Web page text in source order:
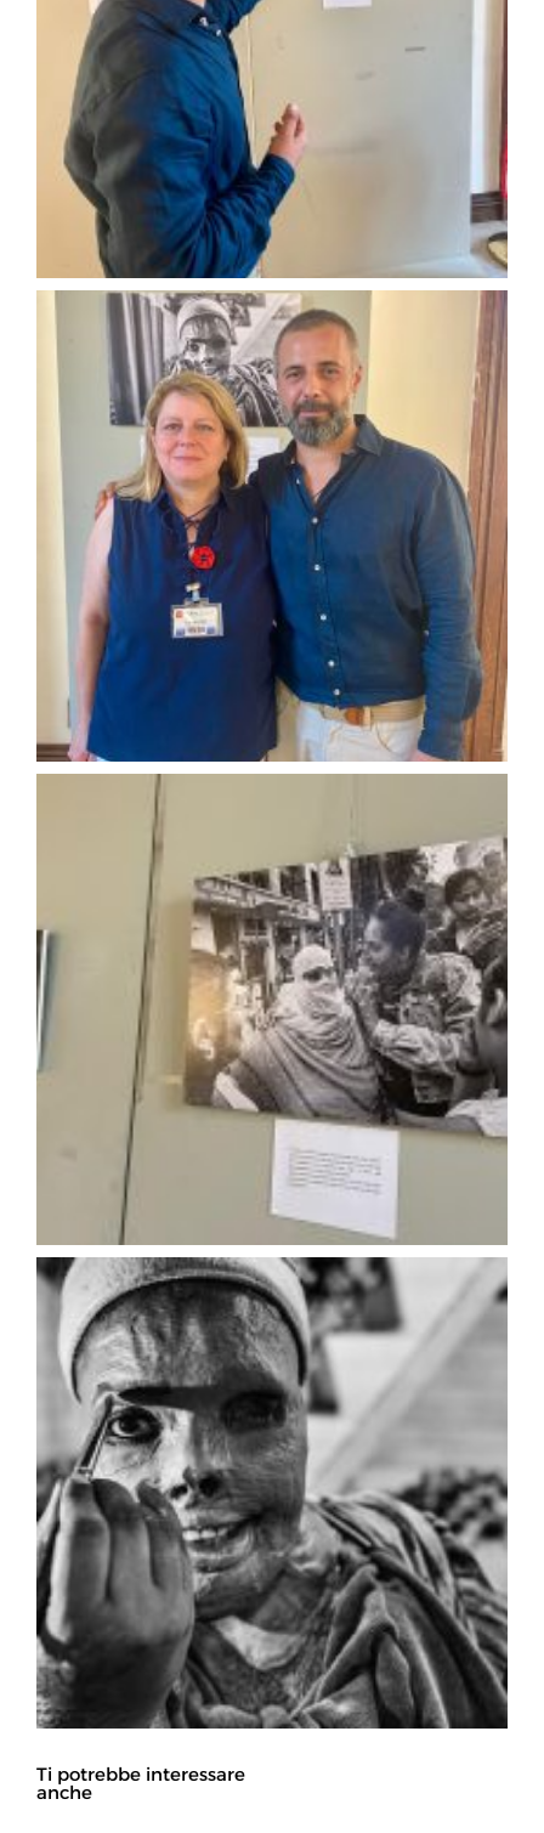
Ti potrebbe interessare
anche